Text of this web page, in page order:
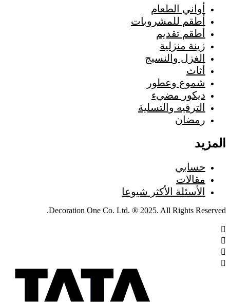
أواني الطعام
أطقم للمشروبات
أطقم تقديم
زينة منزلية
الغزل والنسيج
أثاث
شموع وعطور
ديكور مضيء
الترفيه والتسلية
رمضان
المزيد
حسابي
مقالات
الأسئلة الأكثر شيوعا
Decoration One Co. Ltd. ® 2025. All Rights Reserved.